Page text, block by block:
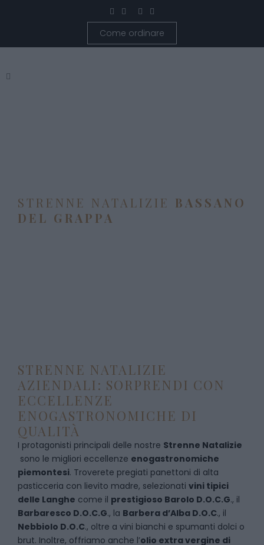
Come ordinare
STRENNE NATALIZIE BASSANO
DEL GRAPPA
STRENNE NATALIZIE
AZIENDALI: SORPRENDI CON
ECCELLENZE
ENOGASTRONOMICHE DI
QUALITÀ
I protagonisti principali delle nostre Strenne Natalizie
sono le migliori eccellenze enogastronomiche
piemontesi. Troverete pregiati panettoni di alta
pasticceria con lievito madre, selezionati vini tipici
delle Langhe come il prestigioso Barolo D.O.C.G., il
Barbaresco D.O.C.G., la Barbera d’Alba D.O.C., il
Nebbiolo D.O.C., oltre a vini bianchi e spumanti dolci o
brut. Inoltre, offriamo anche l’olio extra vergine di